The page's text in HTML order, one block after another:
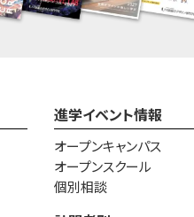
進学イベント情報
オープンキャンパス
オープンスクール
個別相談